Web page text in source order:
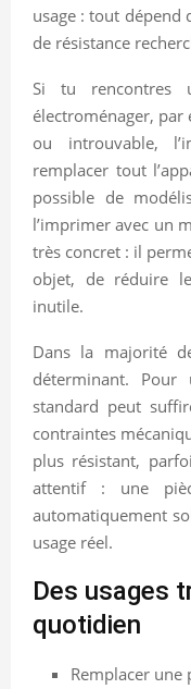
usage : tout dépend
de résistance
Si tu rencontres
électroménager, par
ou introuvable,
remplacer tout
possible de
l’imprimer avec un
très concret : il
objet, de réduire
inutile.
Dans la majorité
déterminant.
standard peut
contraintes
plus résistant,
attentif : une
automatiquement
usage réel.
Des usages
quotidien
Remplacer une